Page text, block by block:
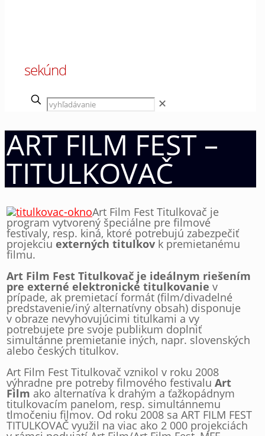
sekúnd
✕
ART FILM FEST –
TITULKOVAČ
Art Film Fest Titulkovač je
program vytvorený špeciálne pre filmové
festivaly, resp. kiná, ktoré potrebujú zabezpečiť
projekciu externých titulkov k premietanému
filmu.
Art Film Fest Titulkovač je ideálnym riešením
pre externé elektronické titulkovanie v
prípade, ak premietací formát (film/divadelné
predstavenie/iný alternatívny obsah) disponuje
v obraze nevyhovujúcimi titulkami a vy
potrebujete pre svoje publikum doplniť
simultánne premietanie iných, napr. slovenských
alebo českých titulkov.
Art Film Fest Titulkovač vznikol v roku 2008
výhradne pre potreby filmového festivalu Art
Film ako alternatíva k drahým a ťažkopádnym
titulkovacím panelom, resp. simultánnemu
tlmočeniu filmov. Od roku 2008 sa ART FILM FEST
TITULKOVAČ využil na viac ako 2 000 projekciách